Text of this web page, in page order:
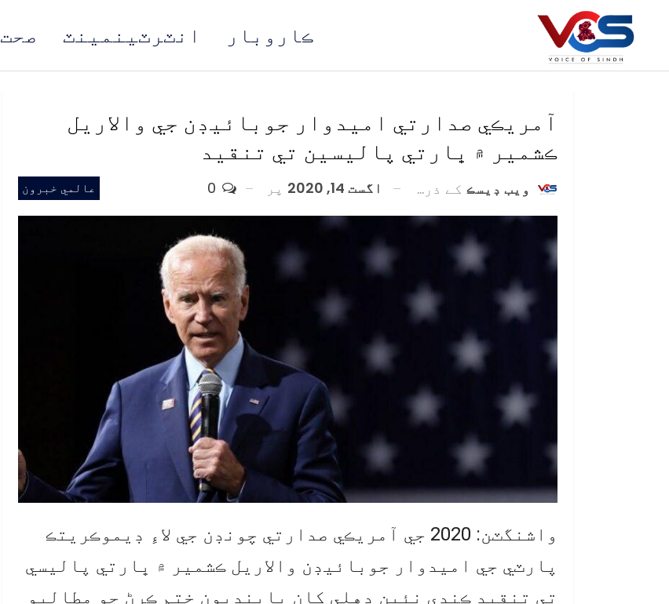
صحت انٽرٽينمينٽ ڪاروبار
آمريڪي صدارتي اميدوار جوبائيڊن جي والاريل
ڪشمير ۾ ڀارتي پاليسين تي تنقيد
عالمي خبرون ويب ڊيسڪ کے ذریعہ اگست 14, 2020 پر
واشنگٽن: 2020 جي آمريڪي صدارتي چونڊن جي لاءِ ڊيموڪريتڪ
پارٽي جي اميدوار جوبائيڊن والاريل ڪشمير ۾ ڀارتي پاليسي
تي تنقيد ڪندي نئين دهلي کان پابنديون ختم ڪرڻ جو مطالبو